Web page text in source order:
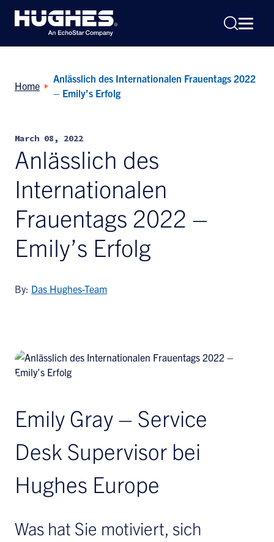
for:
Home
Anlässlich des Internationalen Frauentags 2022
– Emily’s Erfolg
March 08, 2022
Anlässlich des
Internationalen
Frauentags 2022 –
Emily’s Erfolg
By: Das Hughes-Team
Emily Gray – Service
Desk Supervisor bei
Hughes Europe
Was hat Sie motiviert, sich